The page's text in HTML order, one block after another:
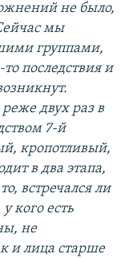
не было,
мы
группами,
последствия и
двух раз в
7-й
кропотливый,
в два этапа,
встречался ли
кого есть
не
и лица старше